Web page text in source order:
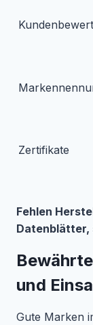
Zertifikate
Fehlen
Datenblätter,
und
Gute Marken